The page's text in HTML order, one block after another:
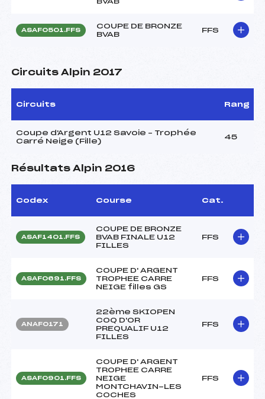
ASAF0501.FFS
COUPE DE BRONZE
BVAB
FFS
Circuits Alpin 2017
Circuits Rang
Coupe d'Argent U12 Savoie – Trophée
Carré Neige (Fille)
45
Résultats Alpin 2016
Codex Course Cat.
ASAF1401.FFS
COUPE DE BRONZE
BVAB FINALE U12
FILLES
FFS
ASAF0691.FFS
COUPE D' ARGENT
TROPHEE CARRE
NEIGE filles GS
FFS
ANAF0171
22ème SKIOPEN
COQ D'OR
PREQUALIF U12
FILLES
FFS
ASAF0901.FFS
COUPE D' ARGENT
TROPHEE CARRE
NEIGE
MONTCHAVIN-LES
COCHES
FFS